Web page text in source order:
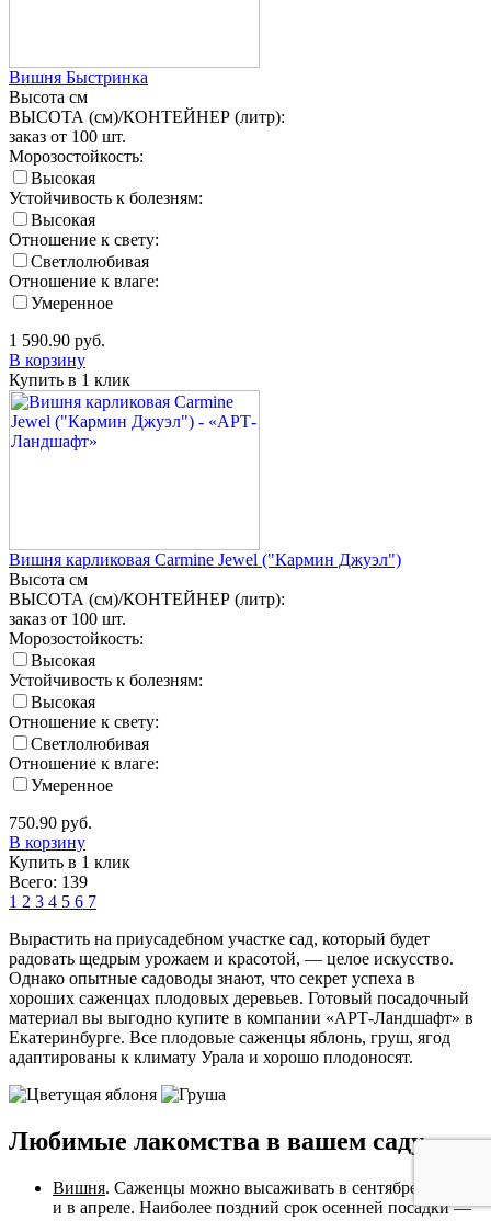
Вишня Быстринка
Высота см
ВЫСОТА (см)/КОНТЕЙНЕР (литр):
заказ от 100 шт.
Морозостойкость:
Высокая
Устойчивость к болезням:
Высокая
Отношение к свету:
Светлолюбивая
Отношение к влаге:
Умеренное
1 590.90 руб.
В корзину
Купить в 1 клик
Вишня карликовая Carmine Jewel ("Кармин Джуэл")
Высота см
ВЫСОТА (см)/КОНТЕЙНЕР (литр):
заказ от 100 шт.
Морозостойкость:
Высокая
Устойчивость к болезням:
Высокая
Отношение к свету:
Светлолюбивая
Отношение к влаге:
Умеренное
750.90 руб.
В корзину
Купить в 1 клик
Всего: 139
1 2 3 4 5 6 7
Вырастить на приусадебном участке сад, который будет
радовать щедрым урожаем и красотой, — целое искусство.
Однако опытные садоводы знают, что секрет успеха в
хороших саженцах плодовых деревьев. Готовый посадочный
материал вы выгодно купите в компании «АРТ-Ландшафт» в
Екатеринбурге. Все плодовые саженцы яблонь, груш, ягод
адаптированы к климату Урала и хорошо плодоносят.
Любимые лакомства в вашем саду
Вишня. Саженцы можно высаживать в сентябре-октябре
и в апреле. Наиболее поздний срок осенней посадки —